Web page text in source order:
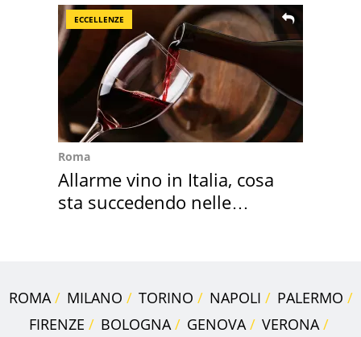
ECCELLENZE
Roma
Allarme vino in Italia, cosa
sta succedendo nelle
ROMA MILANO TORINO NAPOLI
PALERMO
FIRENZE
BOLOGNA GENOVA
VERONA